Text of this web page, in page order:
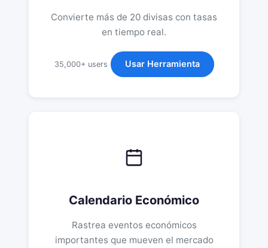
Convierte más de 20 divisas con tasas
en tiempo real.
35,000+ users Usar Herramienta
Calendario Económico
Rastrea eventos económicos
importantes que mueven el mercado